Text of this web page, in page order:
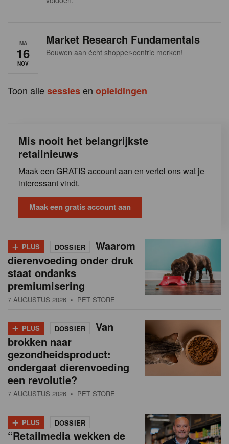
MA
16
NOV
Market Research Fundamentals
Bouwen aan écht shopper-centric merken!
Toon allesessiesen opleidingen
Mis nooit het belangrijkste
retailnieuws
Maak een GRATIS account aan en vertel ons wat je
interessant vindt.
Maak een gratis account aan
+ PLUS DOSSIER
Waarom
dierenvoeding onder druk
staat ondanks
premiumisering
7 AUGUSTUS 2026 • PET STORE
+ PLUS DOSSIER
Van
brokken naar
gezondheidsproduct:
ondergaat dierenvoeding
een revolutie?
7 AUGUSTUS 2026 • PET STORE
+ PLUS DOSSIER
“Retailmedia wekken de